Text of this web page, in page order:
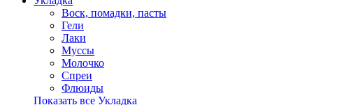
Воск, помадки, пасты
Гели
Лаки
Муссы
Молочко
Спреи
Флюиды
Показать все Укладка